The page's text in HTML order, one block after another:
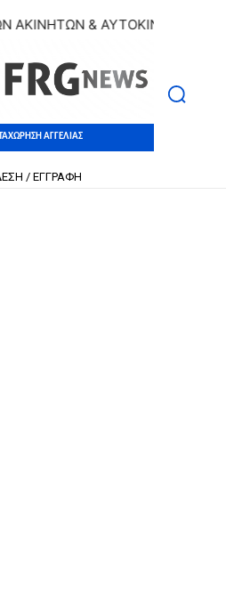
& ΑΥΤΟΚΙΝΗΤΩΝ |
ΑΓΓΕΛΙΑΣ
/ ΕΓΓΡΑΦΗ